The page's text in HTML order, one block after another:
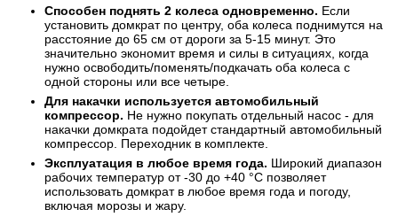
Способен поднять 2 колеса одновременно. Если
установить домкрат по центру, оба колеса поднимутся на
расстояние до 65 см от дороги за 5-15 минут. Это
значительно экономит время и силы в ситуациях, когда
нужно освободить/поменять/подкачать оба колеса с
одной стороны или все четыре.
Для накачки используется автомобильный
компрессор. Не нужно покупать отдельный насос - для
накачки домкрата подойдет стандартный автомобильный
компрессор. Переходник в комплекте.
Эксплуатация в любое время года. Широкий диапазон
рабочих температур от -30 до +40 °C позволяет
использовать домкрат в любое время года и погоду,
включая морозы и жару.